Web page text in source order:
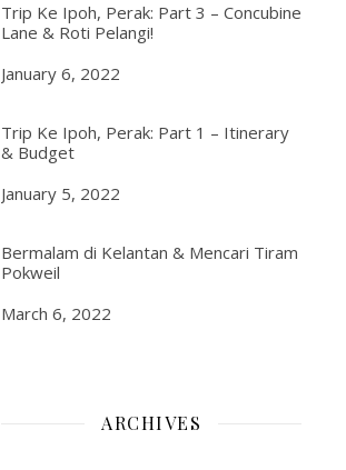
Trip Ke Ipoh, Perak: Part 3 – Concubine
Lane & Roti Pelangi!
Date
January 6, 2022
Trip Ke Ipoh, Perak: Part 1 – Itinerary
& Budget
Date
January 5, 2022
Bermalam di Kelantan & Mencari Tiram
Pokweil
Date
March 6, 2022
ARCHIVES